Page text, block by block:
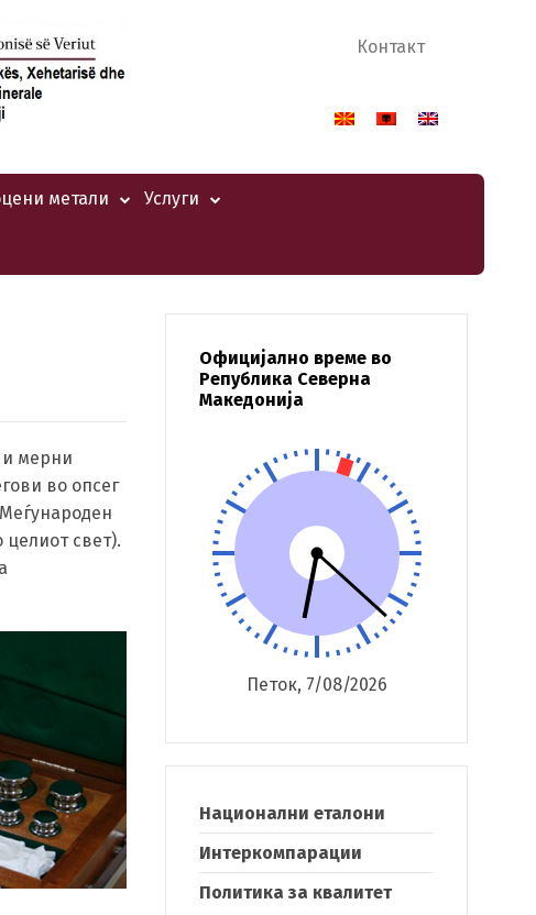
Контакт
метали Услуги
и мерни
во опсег
свет).
Официјално време во
Република Северна
Македонија
Петок, 7/08/2026
Национални еталони
Интеркомпарации
Политика за квалитет